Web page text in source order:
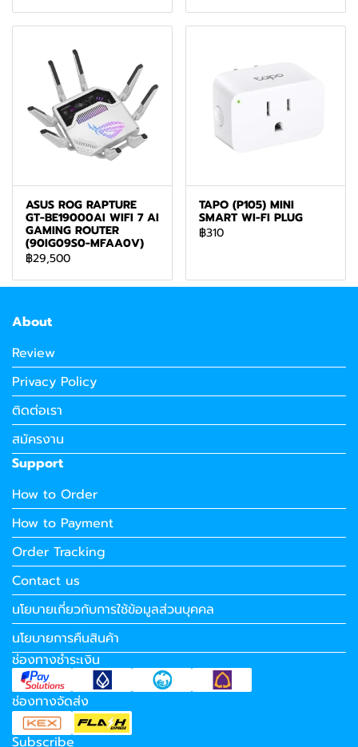
ASUS ROG RAPTURE
GT-BE19000AI WIFI 7 AI
GAMING ROUTER
(90IG09S0-MFAA0V)
฿29,500
TAPO (P105) MINI
SMART WI-FI PLUG
฿310
About
Review
Privacy Policy
ติดต่อเรา
สมัครงาน
Support
How to Order
How to Payment
Order Tracking
Contact us
นโยบายเกี่ยวกับการใช้ข้อมูลส่วนบุคคล
นโยบายการคืนสินค้า
ช่องทางชำระเงิน
ช่องทางจัดส่ง
Subscribe